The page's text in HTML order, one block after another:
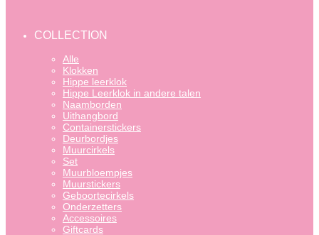
COLLECTION
Alle
Klokken
Hippe leerklok
Hippe Leerklok in andere talen
Naamborden
Uithangbord
Containerstickers
Deurbordjes
Muurcirkels
Set
Muurbloempjes
Muurstickers
Geboortecirkels
Onderzetters
Accessoires
Giftcards